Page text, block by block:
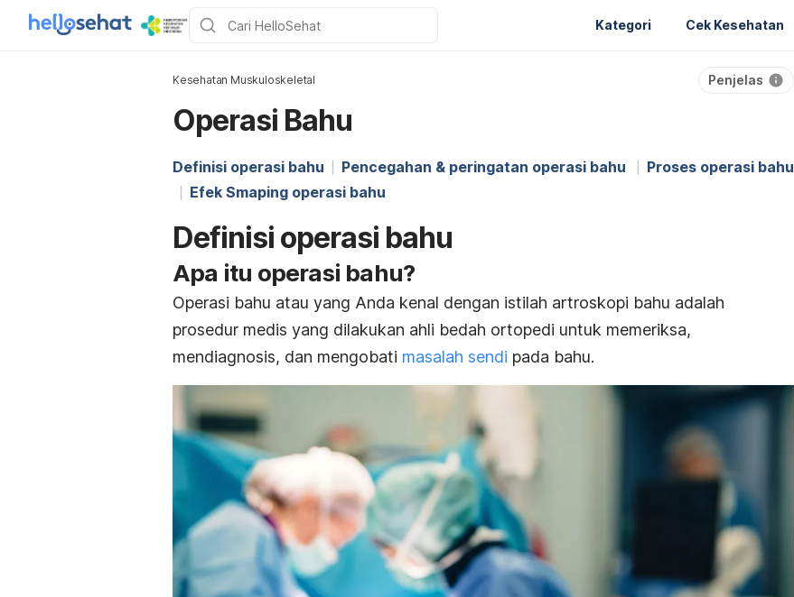
Kategori Cek Kesehatan
Kesehatan Muskuloskeletal Penjelas
Operasi Bahu
Definisi operasi bahu Pencegahan & peringatan operasi bahu
Proses operasi bahu
Efek Smaping operasi bahu
Definisi operasi bahu
Apa itu operasi bahu?
Operasi bahu atau yang Anda kenal dengan istilah artroskopi bahu adalah
prosedur medis yang dilakukan ahli bedah ortopedi untuk memeriksa,
mendiagnosis, dan mengobati masalah sendi pada bahu.